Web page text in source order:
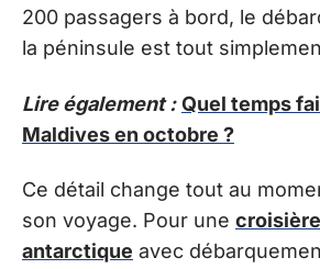
200 passagers à bord, le
la péninsule est tout
Lire également : Quel temps
Maldives en octobre ?
Ce détail change tout au
son voyage. Pour une
antarctique avec